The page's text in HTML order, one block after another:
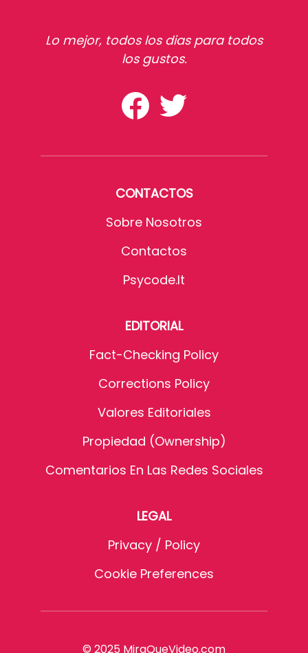
Lo mejor, todos los dias para todos
los gustos.
CONTACTOS
Sobre Nosotros
Contactos
Psycode.it
EDITORIAL
Fact-Checking Policy
Corrections Policy
Valores Editoriales
Propiedad (Ownership)
Comentarios En Las Redes Sociales
LEGAL
Privacy / Policy
Cookie Preferences
© 2025 MiraQueVideo.com